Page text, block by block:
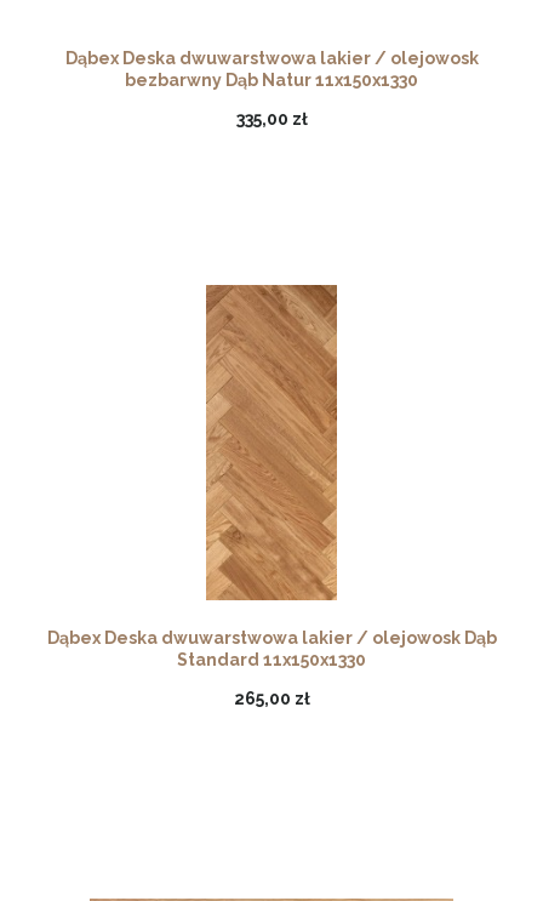
Dąbex Deska dwuwarstwowa lakier / olejowosk
bezbarwny Dąb Natur 11x150x1330
335,00 zł
Dąbex Deska dwuwarstwowa lakier / olejowosk Dąb
Standard 11x150x1330
265,00 zł